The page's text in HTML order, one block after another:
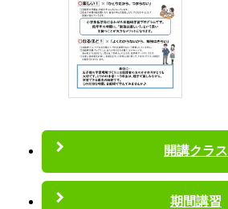
開講クラス
期間講習